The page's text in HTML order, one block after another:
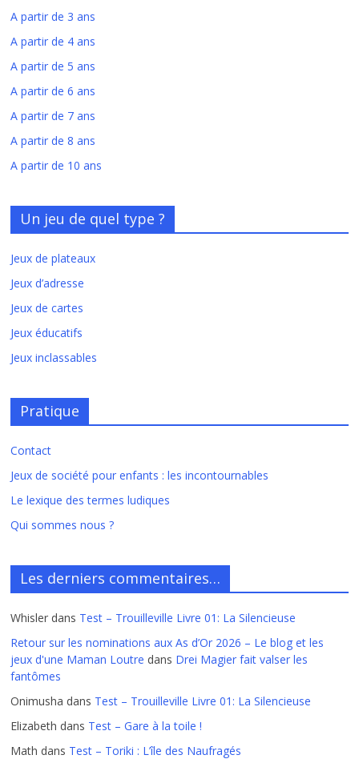
A partir de 3 ans
A partir de 4 ans
A partir de 5 ans
A partir de 6 ans
A partir de 7 ans
A partir de 8 ans
A partir de 10 ans
Un jeu de quel type ?
Jeux de plateaux
Jeux d’adresse
Jeux de cartes
Jeux éducatifs
Jeux inclassables
Pratique
Contact
Jeux de société pour enfants : les incontournables
Le lexique des termes ludiques
Qui sommes nous ?
Les derniers commentaires…
Whisler dans Test – Trouilleville Livre 01: La Silencieuse
Retour sur les nominations aux As d’Or 2026 – Le blog et les
jeux d'une Maman Loutre dans Drei Magier fait valser les
fantômes
Onimusha dans Test – Trouilleville Livre 01: La Silencieuse
Elizabeth dans Test – Gare à la toile !
Math dans Test – Toriki : L’île des Naufragés